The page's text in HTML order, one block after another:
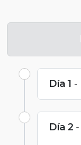
Día 1 -
Día 2 -